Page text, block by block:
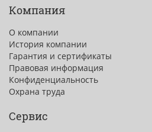
Компания
О компании
История компании
Гарантия и сертификаты
Правовая информация
Конфиденциальность
Охрана труда
Сервис